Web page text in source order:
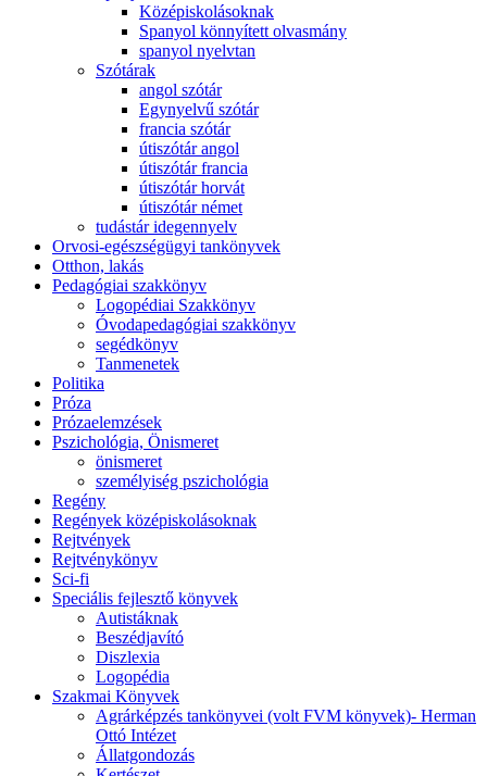
Középiskolásoknak
Spanyol könnyített olvasmány
spanyol nyelvtan
Szótárak
angol szótár
Egynyelvű szótár
francia szótár
útiszótár angol
útiszótár francia
útiszótár horvát
útiszótár német
tudástár idegennyelv
Orvosi-egészségügyi tankönyvek
Otthon, lakás
Pedagógiai szakkönyv
Logopédiai Szakkönyv
Óvodapedagógiai szakkönyv
segédkönyv
Tanmenetek
Politika
Próza
Prózaelemzések
Pszichológia, Önismeret
önismeret
személyiség pszichológia
Regény
Regények középiskolásoknak
Rejtvények
Rejtvénykönyv
Sci-fi
Speciális fejlesztő könyvek
Autistáknak
Beszédjavító
Diszlexia
Logopédia
Szakmai Könyvek
Agrárképzés tankönyvei (volt FVM könyvek)- Herman
Ottó Intézet
Állatgondozás